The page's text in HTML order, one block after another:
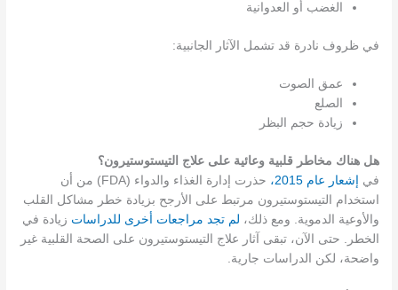
الغضب أو العدوانية
في ظروف نادرة قد تشمل الآثار الجانبية:
عمق الصوت
الصلع
زيادة حجم البظر
هل هناك مخاطر قلبية وعائية على علاج التيستوستيرون؟
في
إشعار عام 2015،
حذرت إدارة الغذاء والدواء (FDA) من أن
استخدام التيستوستيرون مرتبط على الأرجح بزيادة خطر مشاكل القلب
والأوعية الدموية. ومع ذلك، لم تجد مراجعات أخرى للدراسات زيادة في
الخطر. حتى الآن، تبقى آثار علاج التيستوستيرون على الصحة القلبية غير
واضحة، لكن الدراسات جارية.